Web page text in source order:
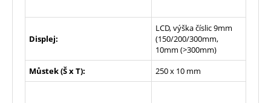
Displej:
LCD, výška číslic 9mm
(150/200/300mm,
10mm (>300mm)
Můstek (Š x T):
250 x 10 mm